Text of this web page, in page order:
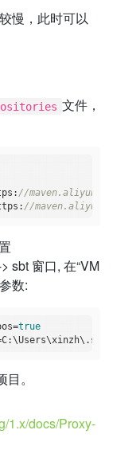
慢，此时可以
文件，
//maven.aliyun.com/
//
sbt 窗口, 在“VM
数:
=true
。
1.x/docs/Proxy-